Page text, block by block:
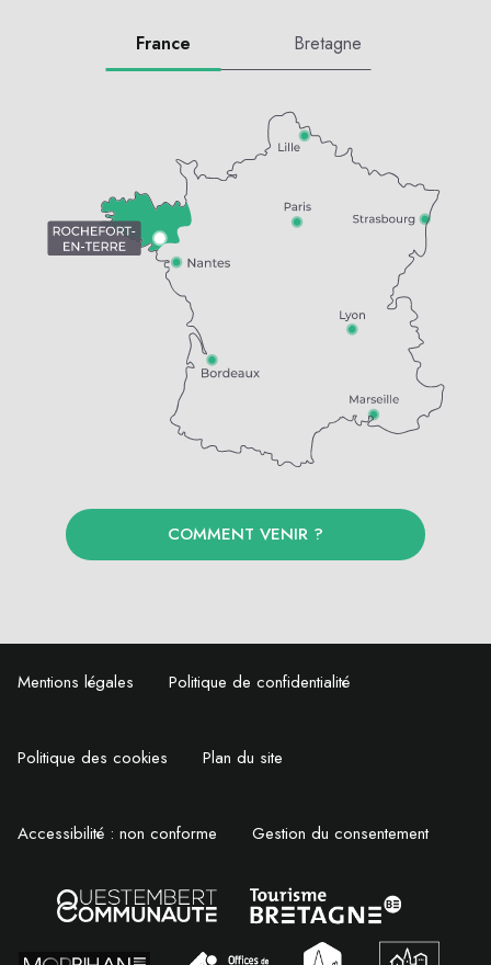
France Bretagne
COMMENT VENIR ?
Mentions légales Politique de confidentialité
Politique des cookies Plan du site
Accessibilité : non conforme Gestion du consentement